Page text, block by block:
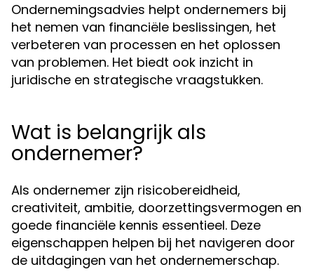
Ondernemingsadvies helpt ondernemers bij
het nemen van financiële beslissingen, het
verbeteren van processen en het oplossen
van problemen. Het biedt ook inzicht in
juridische en strategische vraagstukken.
Wat is belangrijk als
ondernemer?
Als ondernemer zijn risicobereidheid,
creativiteit, ambitie, doorzettingsvermogen en
goede financiële kennis essentieel. Deze
eigenschappen helpen bij het navigeren door
de uitdagingen van het ondernemerschap.